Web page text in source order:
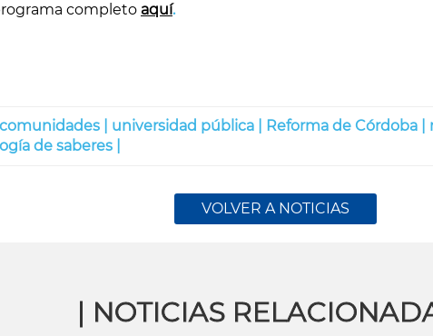
completo aquí.
comunidades | universidad pública | Reforma de Córdoba |
de saberes |
VOLVER A NOTICIAS
| NOTICIAS